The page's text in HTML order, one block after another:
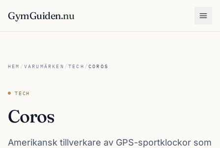
GymGuiden.nu
HEM / VARUMÄRKEN /TECH /COROS
TECH
Coros
Amerikansk tillverkare av GPS-sportklockor som